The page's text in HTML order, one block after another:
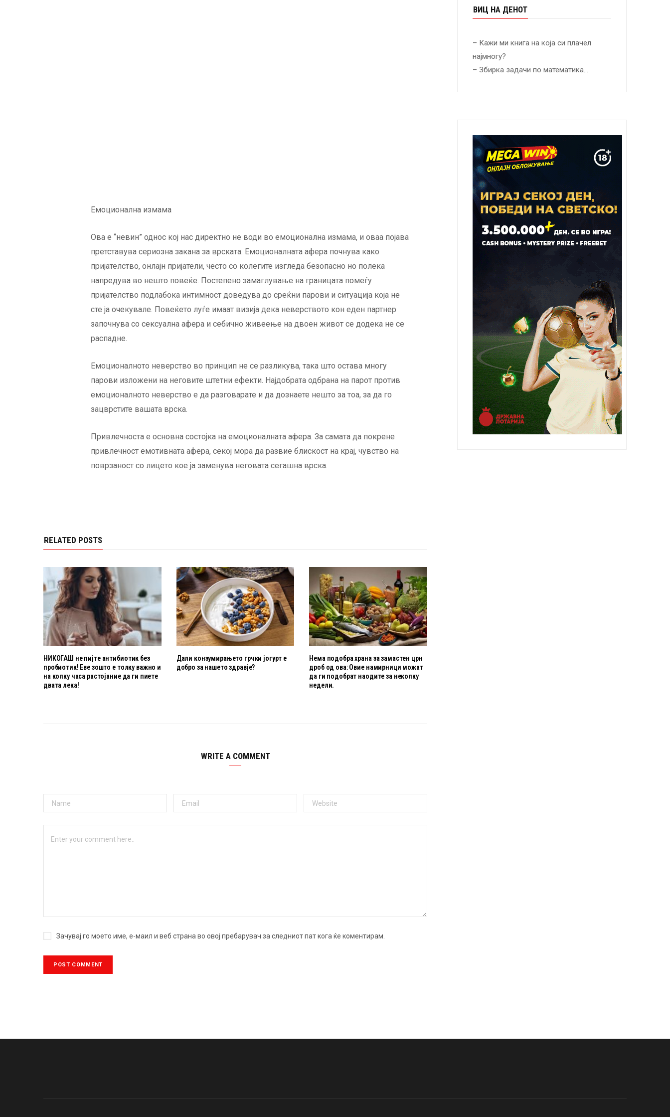
Емоционална измама
Ова е “невин” однос кој нас директно не води во емоционална измама, и оваа појава
претставува сериозна закана за врската. Емоционалната афера почнува како
пријателство, онлајн пријатели, често со колегите изгледа безопасно но полека
напредува во нешто повеќе. Постепено замаглување на границата помеѓу
пријателство подлабока интимност доведува до среќни парови и ситуација која не
сте ја очекувале. Повеќето луѓе имаат визија дека неверството кон еден партнер
започнува со сексуална афера и себично живеење на двоен живот се додека не се
распадне.
Емоционалното неверство во принцип не се разликува, така што остава многу
парови изложени на неговите штетни ефекти. Најдобрата одбрана на парот против
емоционалното неверство е да разговарате и да дознаете нешто за тоа, за да го
зацврстите вашата врска.
Привлечноста е основна состојка на емоционалната афера. За самата да покрене
привлечност емотивната афера, секој мора да развие блискост на крај, чувство на
поврзаност со лицето кое ја заменува неговата сегашна врска.
RELATED POSTS
НИКОГАШ не пијте антибиотик без
пробиотик! Еве зошто е толку важно и
на колку часа растојание да ги пиете
двата лека!
Дали конзумирањето грчки јогурт е
добро за нашето здравје?
Нема подобра храна за замастен црн
дроб од ова: Овие намирници можат
да ги подобрат наодите за неколку
недели.
WRITE A COMMENT
Зачувај го моето име, е-маил и веб страна во овој пребарувач за следниот пат кога ќе коментирам.
ВИЦ НА ДЕНОТ
– Кажи ми книга на која си плачел
најмногу?
– Збирка задачи по математика…